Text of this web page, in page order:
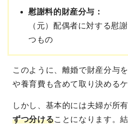
慰謝料的財産分与：
（元）配偶者に対する慰
つもの
このように、離婚で財産分与
や養育費も含めて取り決める
しかし、基本的には夫婦が所
ずつ分けることになります。